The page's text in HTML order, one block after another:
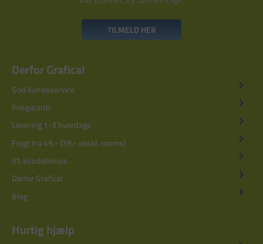
TILMELD HER
Derfor Grafical
God kundeservice
Prisgaranti
Levering 1-3 hverdage
Fragt fra 49,- (39,- ekskl. moms)
5% kundebonus
Derfor Grafical
Blog
Hurtig hjælp